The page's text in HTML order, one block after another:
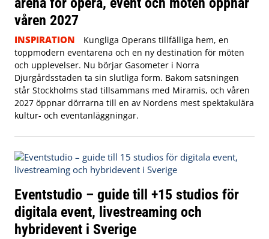
våren 2027
INSPIRATION
Kungliga Operans tillfälliga hem, en
toppmodern eventarena och en ny destination för möten
och upplevelser. Nu börjar Gasometer i Norra
Djurgårdsstaden ta sin slutliga form. Bakom satsningen
står Stockholms stad tillsammans med Miramis, och våren
2027 öppnar dörrarna till en av Nordens mest spektakulära
kultur- och eventanläggningar.
Eventstudio – guide till +15 studios för
digitala event, livestreaming och
hybridevent i Sverige